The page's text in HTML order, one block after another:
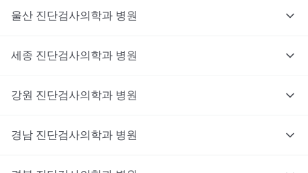
울산 진단검사의학과 병원
세종 진단검사의학과 병원
강원 진단검사의학과 병원
경남 진단검사의학과 병원